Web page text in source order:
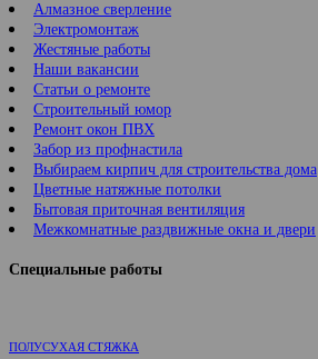
Алмазное сверление
Электромонтаж
Жестяные работы
Наши вакансии
Статьи о ремонте
Строительный юмор
Ремонт окон ПВХ
Забор из профнастила
Выбираем кирпич для строительства дома
Цветные натяжные потолки
Бытовая приточная вентиляция
Межкомнатные раздвижные окна и двери
Специальные работы
ПОЛУСУХАЯ СТЯЖКА